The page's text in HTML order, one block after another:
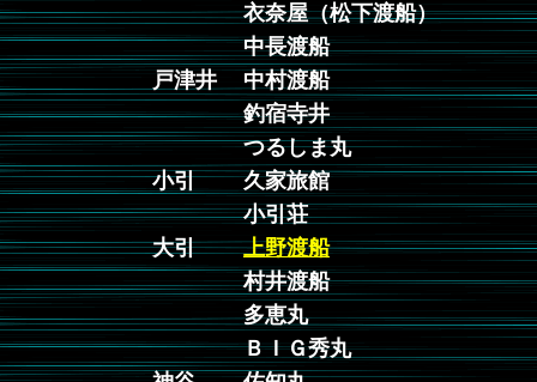
衣奈屋（松下渡船）
中長渡船
戸津井
中村渡船
釣宿寺井
つるしま丸
小引
久家旅館
小引荘
大引
上野渡船
村井渡船
多恵丸
ＢＩＧ秀丸